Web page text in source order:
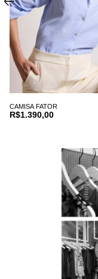
CAMISA FATOR
R$1.390,00